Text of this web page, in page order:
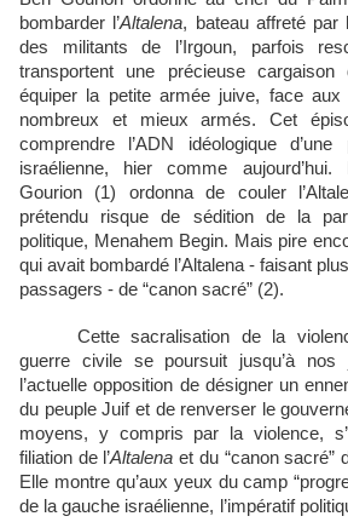
bombarder l’Altalena, bateau affreté par
des militants de l’Irgoun, parfois
transportent une précieuse cargaison
équiper la petite armée juive, face aux
nombreux et mieux armés. Cet
comprendre l’ADN idéologique
israélienne, hier comme
Gourion (1) ordonna de couler
prétendu risque de sédition de la
politique, Menahem Begin. Mais pire
qui avait bombardé l’Altalena - faisant
passagers - de “canon sacré” (2).
Cette sacralisation de la
guerre civile se poursuit jusqu’à
l’actuelle opposition de désigner un
du peuple Juif et de renverser le
moyens, y compris par la violence,
filiation de l’Altalena et du “canon sacré”
Elle montre qu’aux yeux du camp
de la gauche israélienne, l’impératif